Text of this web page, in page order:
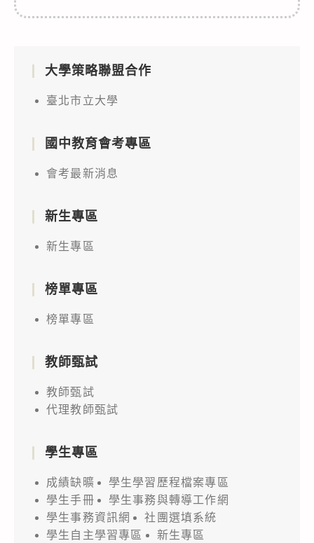
大學策略聯盟合作
臺北市立大學
國中教育會考專區
會考最新消息
新生專區
新生專區
榜單專區
榜單專區
教師甄試
教師甄試
代理教師甄試
學生專區
成績缺曠
學生學習歷程檔案專區
學生手冊
學生事務與轉導工作網
學生事務資訊網
社團選填系統
學生自主學習專區
新生專區